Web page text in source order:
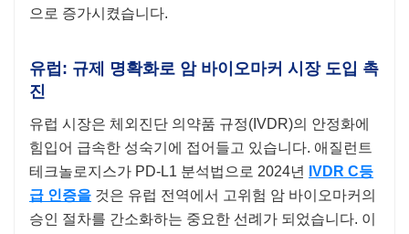
으로 증가시켰습니다.
유럽: 규제 명확화로 암 바이오마커 시장 도입 촉
진
유럽 ​​시장은 체외진단 의약품 규정(IVDR)의 안정화에
힘입어 급속한 성숙기에 접어들고 있습니다. 애질런트
테크놀로지스가 PD-L1 분석법으로 2024년
IVDR C등
급 인증을 것은 유럽 전역에서 고위험 암 바이오마커의
승인 절차를 간소화하는 중요한 선례가 되었습니다. 이